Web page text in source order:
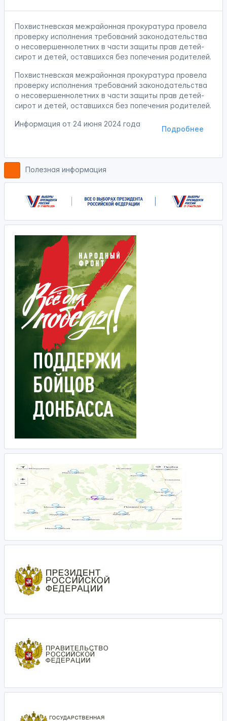
Похвистневская межрайонная прокуратура провела
проверку исполнения требований законодательства
о несовершеннолетних в части защиты прав детей-
сирот и детей, оставшихся без попечения родителей.
Похвистневская межрайонная прокуратура провела
проверку исполнения требований законодательства
о несовершеннолетних в части защиты прав детей-
сирот и детей, оставшихся без попечения родителей.
Подробнее
Информация от 24 июня 2024 года
Полезная информация